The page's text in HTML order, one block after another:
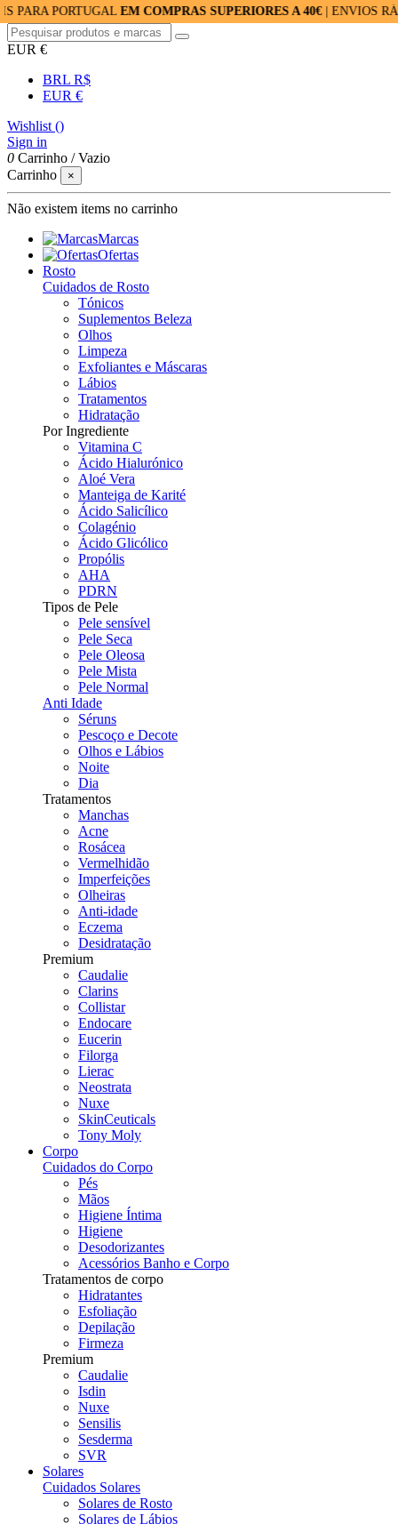
PORTUGALEM COMPRAS SUPERIORES A 40€| ENVIOS RÁPIDOS:
EUR €
BRL R$
EUR €
Wishlist ()
Sign in
0 Carrinho /Vazio
Carrinho
×
Não existem items no carrinho
Marcas
Ofertas
Rosto
Cuidados de Rosto
Tónicos
Suplementos Beleza
Olhos
Limpeza
Exfoliantes e Máscaras
Lábios
Tratamentos
Hidratação
Por Ingrediente
Vitamina C
Ácido Hialurónico
Aloé Vera
Manteiga de Karité
Ácido Salicílico
Colagénio
Ácido Glicólico
Propólis
AHA
PDRN
Tipos de Pele
Pele sensível
Pele Seca
Pele Oleosa
Pele Mista
Pele Normal
Anti Idade
Séruns
Pescoço e Decote
Olhos e Lábios
Noite
Dia
Tratamentos
Manchas
Acne
Rosácea
Vermelhidão
Imperfeições
Olheiras
Anti-idade
Eczema
Desidratação
Premium
Caudalie
Clarins
Collistar
Endocare
Eucerin
Filorga
Lierac
Neostrata
Nuxe
SkinCeuticals
Tony Moly
Corpo
Cuidados do Corpo
Pés
Mãos
Higiene Íntima
Higiene
Desodorizantes
Acessórios Banho e Corpo
Tratamentos de corpo
Hidratantes
Esfoliação
Depilação
Firmeza
Premium
Caudalie
Isdin
Nuxe
Sensilis
Sesderma
SVR
Solares
Cuidados Solares
Solares de Rosto
Solares de Lábios